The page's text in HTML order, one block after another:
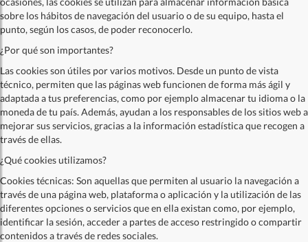
sobre los hábitos de navegación del usuario o de su equipo, hasta el
punto, según los casos, de poder reconocerlo.
¿Por qué son importantes?
Las cookies son útiles por varios motivos. Desde un punto de vista
técnico, permiten que las páginas web funcionen de forma más ágil y
adaptada a tus preferencias, como por ejemplo almacenar tu idioma o la
moneda de tu país. Además, ayudan a los responsables de los sitios web a
mejorar sus servicios, gracias a la información estadística que recogen a
través de ellas.
¿Qué cookies utilizamos?
Cookies técnicas: Son aquellas que permiten al usuario la navegación a
través de una página web, plataforma o aplicación y la utilización de las
diferentes opciones o servicios que en ella existan como, por ejemplo,
identificar la sesión, acceder a partes de acceso restringido o compartir
contenidos a través de redes sociales.